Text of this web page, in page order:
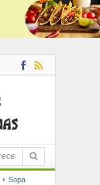
Sopa